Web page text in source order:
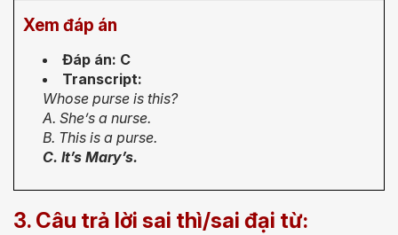
Xem đáp án
Đáp án: C
Transcript:
Whose purse is this?
A. She’s a nurse.
B. This is a purse.
C. It’s Mary’s.
3. Câu trả lời sai thì/sai đại từ: